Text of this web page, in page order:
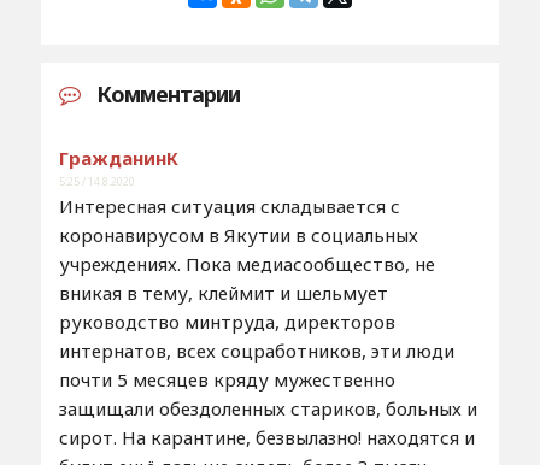
Комментарии
ГражданинК
5:25 / 14.8.2020
Интересная ситуация складывается с
коронавирусом в Якутии в социальных
учреждениях. Пока медиасообщество, не
вникая в тему, клеймит и шельмует
руководство минтруда, директоров
интернатов, всех соцработников, эти люди
почти 5 месяцев кряду мужественно
защищали обездоленных стариков, больных и
сирот. На карантине, безвылазно! находятся и